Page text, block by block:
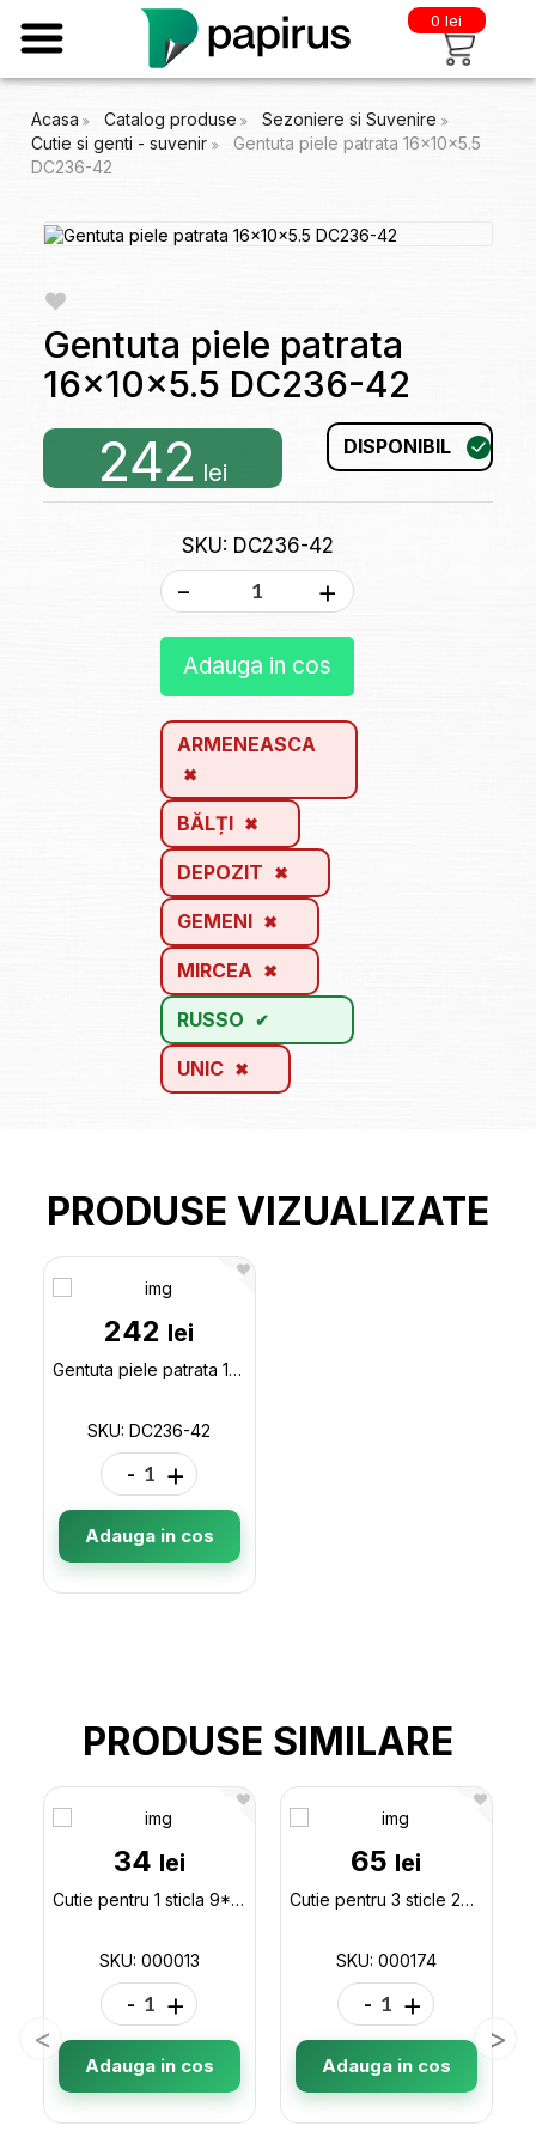
0 lei
Acasa Catalog produse
Sezoniere si Suvenire
Cutie si genti - suvenir
Gentuta piele patrata 16x10x5.5
DC236-42
Gentuta piele patrata
16x10x5.5 DC236-42
242 lei
DISPONIBIL
SKU: DC236-42
- +
Adauga in cos
ARMENEASCA
BĂLȚI
DEPOZIT
GEMENI
MIRCEA
RUSSO
UNIC
PRODUSE VIZUALIZATE
242 lei
Gentuta piele patrata 16x10x5.5 DC236-42
SKU: DC236-42
- +
Adauga in cos
PRODUSE SIMILARE
34 lei
Cutie pentru 1 sticla 9*9*34 Bordo 000013
SKU: 000013
- +
Adauga in cos
65 lei
Cutie pentru 3 sticle 27*9*38 bordo 000174
SKU: 000174
- +
Adauga in cos